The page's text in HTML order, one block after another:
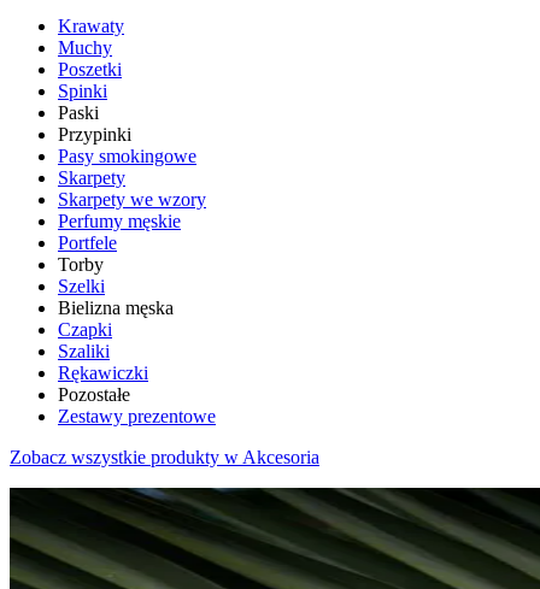
Krawaty
Muchy
Poszetki
Spinki
Paski
Przypinki
Pasy smokingowe
Skarpety
Skarpety we wzory
Perfumy męskie
Portfele
Torby
Szelki
Bielizna męska
Czapki
Szaliki
Rękawiczki
Pozostałe
Zestawy prezentowe
Zobacz wszystkie produkty w Akcesoria